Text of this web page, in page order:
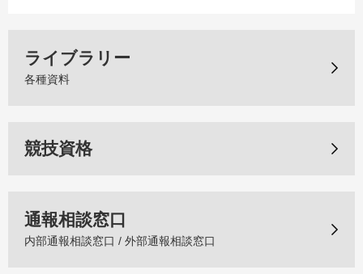
ライブラリー
各種資料
競技資格
通報相談窓口
内部通報相談窓口 / 外部通報相談窓口